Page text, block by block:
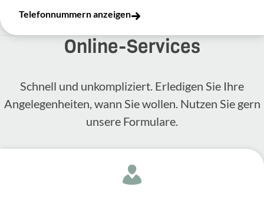
Telefonnummern anzeigen
Online-​Services
Schnell und unkompliziert. Erledigen Sie Ihre
Angelegenheiten, wann Sie wollen. Nutzen Sie gern
unsere Formulare.